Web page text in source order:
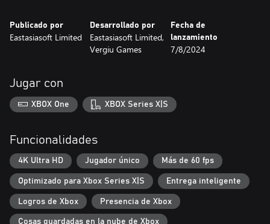
Publicado por
Eastasiasoft Limited
Desarrollado por
Eastasiasoft Limited,
Vergiu Games
Fecha de
lanzamiento
7/8/2024
Jugar con
XBOX One XBOX Series X|S
Funcionalidades
4K Ultra HD Jugador único Más de 60 fps
Optimizado para Xbox Series X|S Entrega inteligente
Logros de Xbox Presencia de Xbox
Cosas guardadas en la nube de Xbox